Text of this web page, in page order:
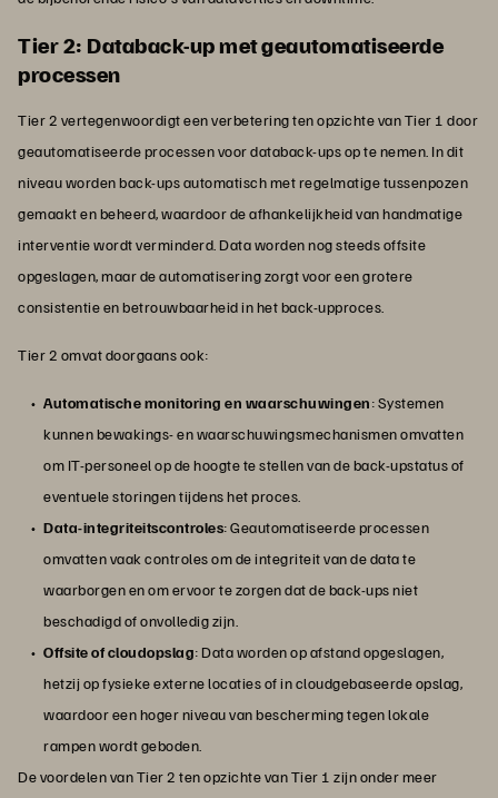
Tier 2: Databack-up met geautomatiseerde
processen
Tier 2 vertegenwoordigt een verbetering ten opzichte van Tier 1 door
geautomatiseerde processen voor databack-ups op te nemen. In dit
niveau worden back-ups automatisch met regelmatige tussenpozen
gemaakt en beheerd, waardoor de afhankelijkheid van handmatige
interventie wordt verminderd. Data worden nog steeds offsite
opgeslagen, maar de automatisering zorgt voor een grotere
consistentie en betrouwbaarheid in het back-upproces.
Tier 2 omvat doorgaans ook:
Automatische monitoring en waarschuwingen: Systemen
kunnen bewakings- en waarschuwingsmechanismen omvatten
om IT-personeel op de hoogte te stellen van de back-upstatus of
eventuele storingen tijdens het proces.
Data-integriteitscontroles: Geautomatiseerde processen
omvatten vaak controles om de integriteit van de data te
waarborgen en om ervoor te zorgen dat de back-ups niet
beschadigd of onvolledig zijn.
Offsite of cloudopslag: Data worden op afstand opgeslagen,
hetzij op fysieke externe locaties of in cloudgebaseerde opslag,
waardoor een hoger niveau van bescherming tegen lokale
rampen wordt geboden.
De voordelen van Tier 2 ten opzichte van Tier 1 zijn onder meer